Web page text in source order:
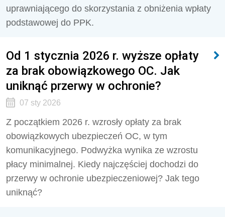
uprawniającego do skorzystania z obniżenia wpłaty
podstawowej do PPK.
Od 1 stycznia 2026 r. wyższe opłaty
za brak obowiązkowego OC. Jak
uniknąć przerwy w ochronie?
07 sty 2026
Z początkiem 2026 r. wzrosły opłaty za brak
obowiązkowych ubezpieczeń OC, w tym
komunikacyjnego. Podwyżka wynika ze wzrostu
płacy minimalnej. Kiedy najczęściej dochodzi do
przerwy w ochronie ubezpieczeniowej? Jak tego
uniknąć?